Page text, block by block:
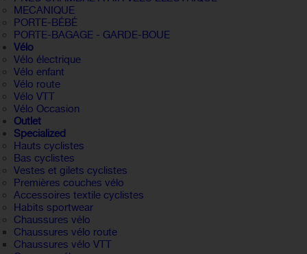
MECANIQUE
PORTE-BÉBÉ
PORTE-BAGAGE - GARDE-BOUE
Vélo
Vélo électrique
Vélo enfant
Vélo route
Vélo VTT
Vélo Occasion
Outlet
Specialized
Hauts cyclistes
Bas cyclistes
Vestes et gilets cyclistes
Premières couches vélo
Accessoires textile cyclistes
Habits sportwear
Chaussures vélo
Chaussures vélo route
Chaussures vélo VTT